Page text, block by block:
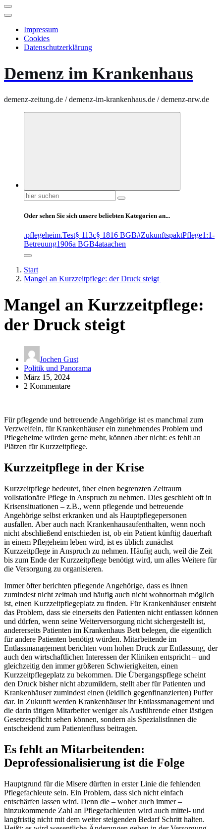
Impressum
Cookies
Datenschutzerklärung
Demenz im Krankenhaus
demenz-zeitung.de / demenz-im-krankenhaus.de / demenz-nrw.de
Suchen
nach:
Oder sehen Sie sich unsere beliebten Kategorien an...
.pflegeheim.Test§ 113c§ 1816 BGB#ZukunftspaktPflege1:1-
Betreuung1906a BGB4ataachen
Start
Mangel an Kurzzeitpflege: der Druck steigt
Mangel an Kurzzeitpflege:
der Druck steigt
Jochen Gust
Politik und Panorama
März 15, 2024
2 Kommentare
Für pflegende und betreuende Angehörige ist es manchmal zum
Verzweifeln, für Krankenhäuser ein zunehmendes Problem und
Pflegeheime würden gerne mehr, können aber nicht: es fehlt an
Plätzen für Kurzzeitpflege.
Kurzzeitpflege in der Krise
Kurzzeitpflege bedeutet, über einen begrenzten Zeitraum
vollstationäre Pflege in Anspruch zu nehmen. Dies geschieht oft in
Krisensituationen – z.B., wenn pflegende und betreuende
Angehörige selbst erkranken und als Hauptpflegepersonen
ausfallen. Aber auch nach Krankenhausaufenthalten, wenn noch
nicht abschließend entschieden ist, ob ein Patient künftig dauerhaft
in einem Pflegeheim leben wird, ist es üblich zunächst
Kurzzeitpflege in Anspruch zu nehmen. Häufig auch, weil die Zeit
bis zum Ende der Kurzzeitpflege benötigt wird, um alles Weitere für
die Versorgung zu organisieren.
Immer öfter berichten pflegende Angehörige, dass es ihnen
zumindest nicht zeitnah und häufig auch nicht wohnortnah möglich
ist, einen Kurzzeitpflegeplatz zu finden. Für Krankenhäuser entsteht
das Problem, dass sie einerseits den Patienten nicht entlassen können
und dürfen, wenn seine Weiterversorgung nicht sichergestellt ist,
andererseits Patienten im Krankenhaus Bett belegen, die eigentlich
für andere Patienten benötigt würden. Mitarbeitende im
Entlassmanagement berichten vom hohen Druck zur Entlassung, der
auch den wirtschaftlichen Interessen der Kliniken entspricht – und
gleichzeitig den immer größeren Schwierigkeiten, einen
Kurzzeitpflegeplatz zu bekommen. Die Übergangspflege scheint
den Druck bisher nicht abzumildern, stellt aber für Patienten und
Krankenhäuser zumindest einen (leidlich gegenfinanzierten) Puffer
dar. In Zukunft werden Krankenhäuser ihr Entlassmanagement und
die darin tätigen Mitarbeiter weniger als Ausführende einer lästigen
Gesetzespflicht sehen können, sondern als SpezialistInnen die
entscheidend zum Patientenfluss beitragen.
Es fehlt an Mitarbeitenden:
Deprofessionalisierung ist die Folge
Hauptgrund für die Misere dürften in erster Linie die fehlenden
Pflegefachleute sein. Ein Problem, dass sich nicht einfach
entschärfen lassen wird. Denn die – woher auch immer –
hinzukommende Zahl an Pflegefachleuten wird auch mittel- und
langfristig nicht mit dem weiter steigenden Bedarf Schritt halten.